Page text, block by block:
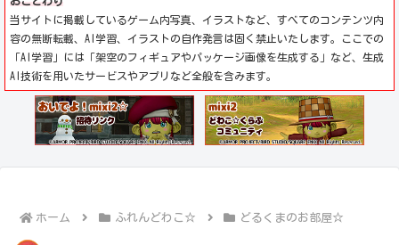
当サイトに掲載しているゲーム内写真、イラストなど、すべてのコンテンツ内
容の無断転載、AI学習、イラストの自作発言は固く禁止いたします。ここでの
「AI学習」には「架空のフィギュアやパッケージ画像を生成する」など、生成
AI技術を用いたサービスやアプリなど全般を含みます。
ホーム ふれんどわこ☆ どるくまのお部屋☆